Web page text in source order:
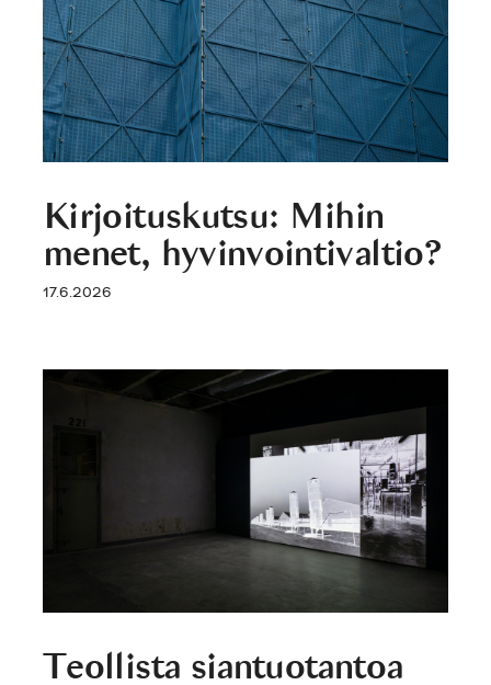
Kirjoituskutsu: Mihin
menet, hyvinvointivaltio?
17.6.2026
Teollista siantuotantoa